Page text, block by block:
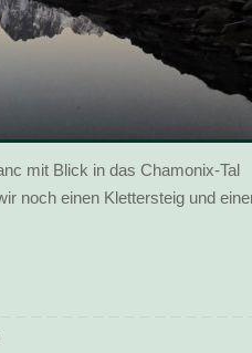
mit Blick in das Chamonix-Tal
noch einen Klettersteig und